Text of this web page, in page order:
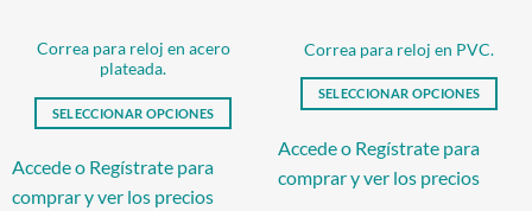
Correa para reloj en acero
plateada.
SELECCIONAR OPCIONES
producto
Accede o Regístrate para
comprar y ver los precios
Correa para reloj en PVC.
SELECCIONAR OPCIONES
producto
múltiples
Accede o Regístrate para
comprar y ver los precios